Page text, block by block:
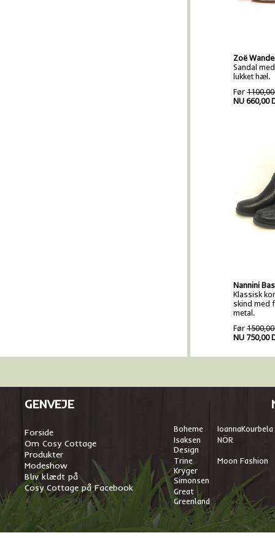
Zoë
Sandal
lukket hæl.
Før 1100,00
NU 660,00
Nannini
Klassisk
skind med
metal.
Før 1500,00
NU 750,00
GENVEJE
Forside
Om Cosy Cottage
Produkter
Modeshow
Bliv klædt på
Cosy Cottage på Facebook
Boheme IoannaKourbela
Isaksen
Design
NÖR
Trine
Kryger
Simonsen
Moon Fashion
Great
Greenland